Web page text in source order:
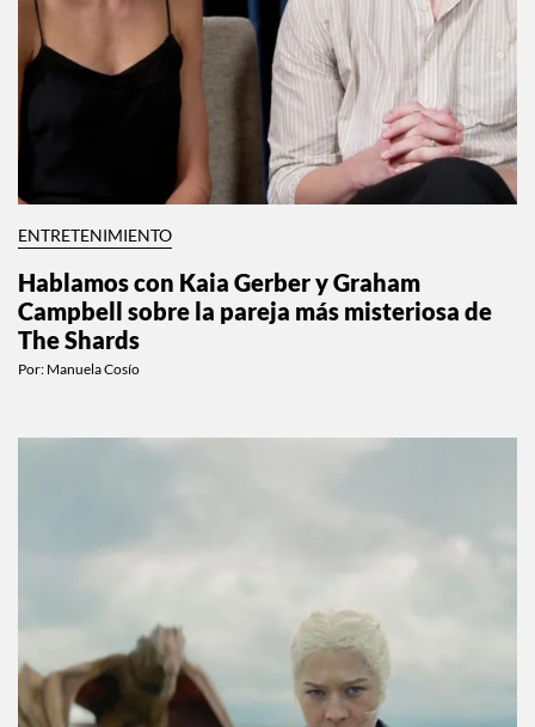
ENTRETENIMIENTO
Hablamos con Kaia Gerber y Graham
Campbell sobre la pareja más misteriosa de
The Shards
Por: Manuela Cosío